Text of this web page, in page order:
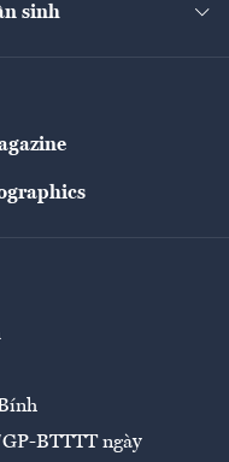
sản
trí
sinh
BTTTT ngày